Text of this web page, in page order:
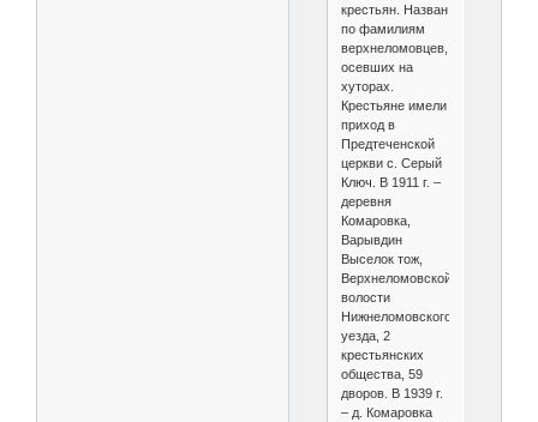
крестьян. Назван
по фамилиям
верхнеломовцев,
осевших на
хуторах.
Крестьяне имели
приход в
Предтеченской
церкви с. Серый
Ключ. В 1911 г. –
деревня
Комаровка,
Варывдин
Выселок тож,
Верхнеломовской
волости
Нижнеломовского
уезда, 2
крестьянских
общества, 59
дворов. В 1939 г.
– д. Комаровка